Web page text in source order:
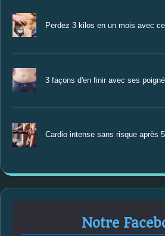
Perdez 3 kilos en un mois avec
3 façons d'en finir avec ses
Cardio intense sans risque après
Notre